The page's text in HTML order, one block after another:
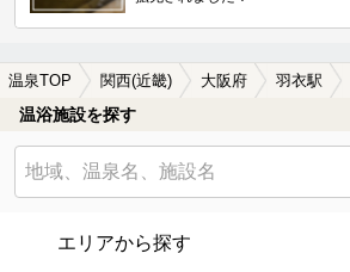
温泉TOP 関西(近畿) 大阪府 羽衣駅
温浴施設を探す
エリアから探す